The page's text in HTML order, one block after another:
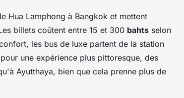
Hua Lamphong à Bangkok et mettent
billets coûtent entre 15 et 300 bahts selon
les bus de luxe partent de la station
une expérience plus pittoresque, des
Ayutthaya, bien que cela prenne plus de